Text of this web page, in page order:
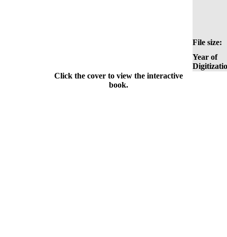
File size:
Year of
Click the cover to view the interactive
book.